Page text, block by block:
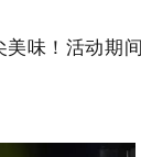
味！活动期